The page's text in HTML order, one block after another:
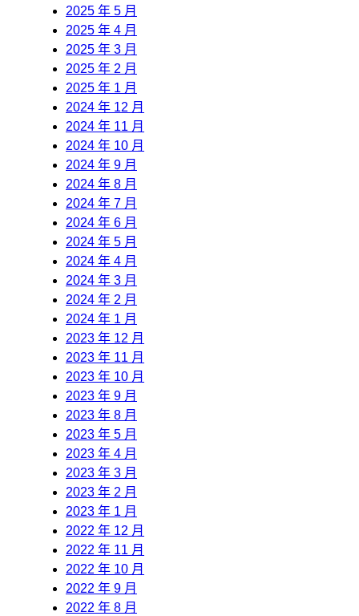
2025 年 5 月
2025 年 4 月
2025 年 3 月
2025 年 2 月
2025 年 1 月
2024 年 12 月
2024 年 11 月
2024 年 10 月
2024 年 9 月
2024 年 8 月
2024 年 7 月
2024 年 6 月
2024 年 5 月
2024 年 4 月
2024 年 3 月
2024 年 2 月
2024 年 1 月
2023 年 12 月
2023 年 11 月
2023 年 10 月
2023 年 9 月
2023 年 8 月
2023 年 5 月
2023 年 4 月
2023 年 3 月
2023 年 2 月
2023 年 1 月
2022 年 12 月
2022 年 11 月
2022 年 10 月
2022 年 9 月
2022 年 8 月